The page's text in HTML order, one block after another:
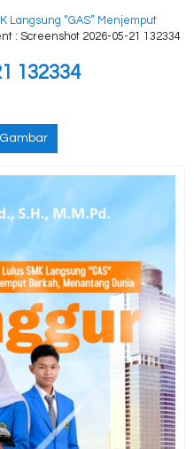
Langsung “GAS” Menjemput
: Screenshot 2026-05-21 132334
132334